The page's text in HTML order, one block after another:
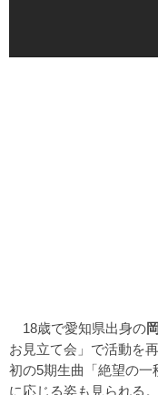
18歳で愛知県出身の
お見立て会」で活動を
初の5期生曲「絶望の
に応じる姿も見られる